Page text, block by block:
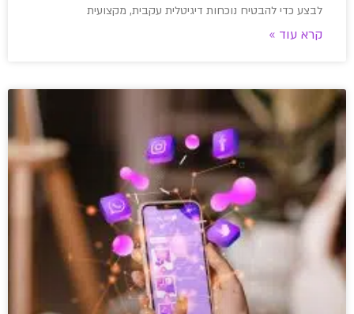
לבצע כדי להבטיח נוכחות דיגיטלית עקבית, מקצועית
קרא עוד »